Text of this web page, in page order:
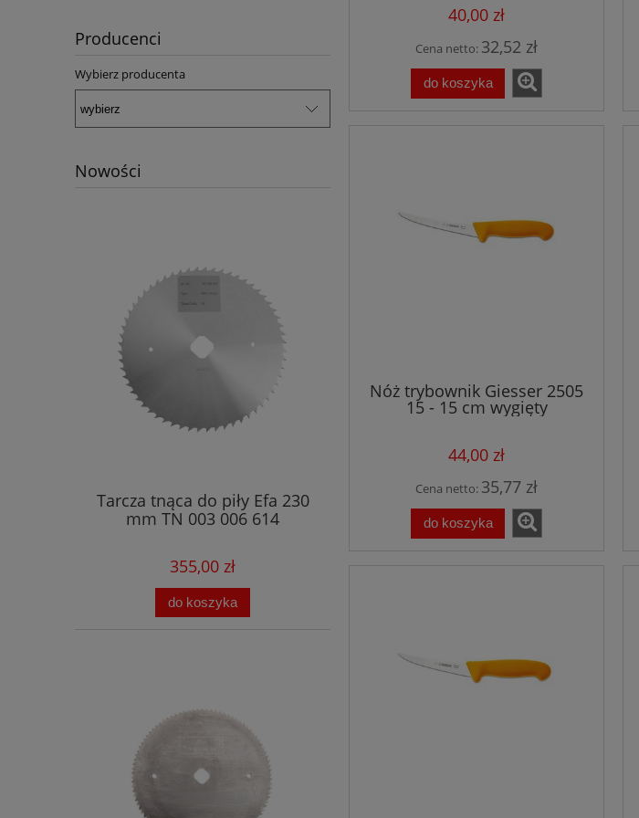
Producenci
Wybierz producenta
Nowości
Tarcza tnąca do piły Efa 230
mm TN 003 006 614
355,00 zł
do koszyka
40,00 zł
Cena netto: 32,52 zł
do koszyka
Nóż trybownik Giesser 2505
15 - 15 cm wygięty
półelastyczny żółty
44,00 zł
Cena netto: 35,77 zł
do koszyka